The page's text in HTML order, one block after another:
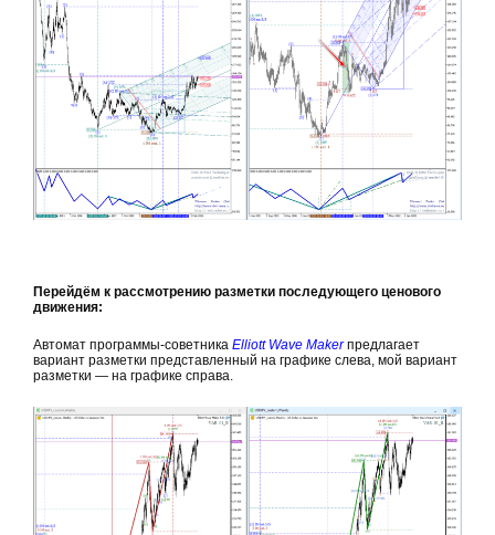
Перейдём к рассмотрению разметки последующего ценового
движения:
Автомат программы-советника Elliott Wave Makerпредлагает
вариант разметки представленный на графике слева, мой вариант
разметки — на графике справа.